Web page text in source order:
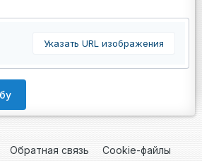
Указать URL изображения
Обратная связь Cookie-файлы